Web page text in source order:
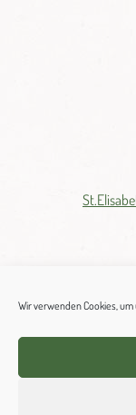
Wir verwenden Cookies,
St.